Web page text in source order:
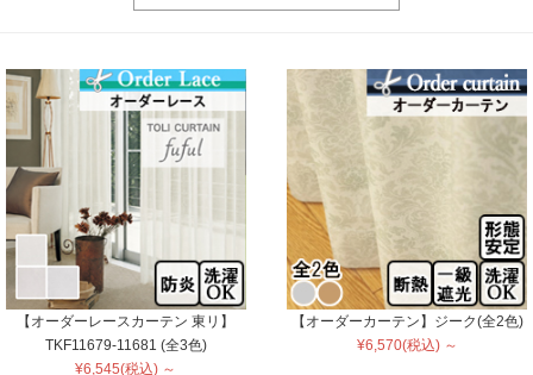
【オーダーレースカーテン 東リ】
TKF11679-11681 (全3色)
¥6,545(税込) ～
【オーダーカーテン】ジーク(全2色)
¥6,570(税込) ～